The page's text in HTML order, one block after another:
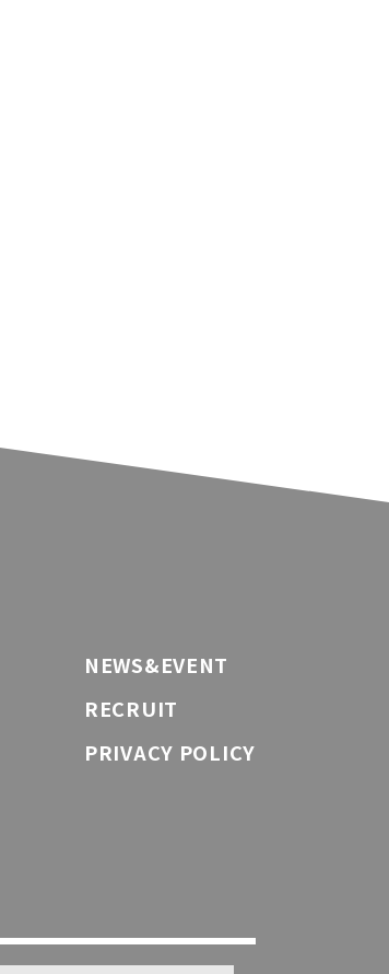
NEWS&EVENT
RECRUIT
PRIVACY POLICY